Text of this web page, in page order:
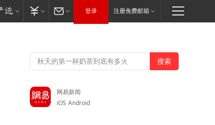
登录 注册免费邮箱
网易新闻
iOS Android